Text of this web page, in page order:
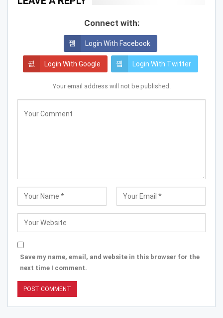
Connect with:
Login With Facebook
Login With Google Login With Twitter
Your email address will not be published.
Save my name, email, and website in this browser for the
next time I comment.